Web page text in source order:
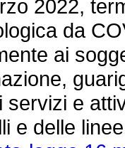
2022,
da
ai
e
e delle